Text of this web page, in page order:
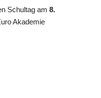
Schultag am8.
Akademie